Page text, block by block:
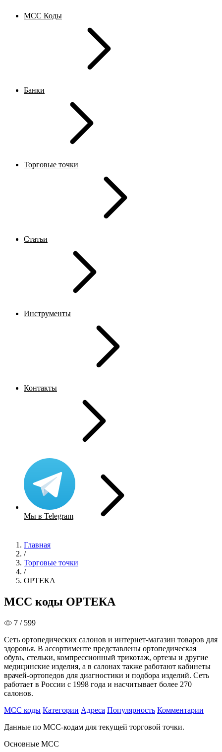
MCC Коды
Банки
Торговые точки
Статьи
Инструменты
Контакты
Мы в Telegram
Главная
/
Торговые точки
/
ОРТЕКА
MCC коды ОРТЕКА
7 / 599
Сеть ортопедических салонов и интернет-магазин товаров для
здоровья. В ассортименте представлены ортопедическая
обувь, стельки, компрессионный трикотаж, ортезы и другие
медицинские изделия, а в салонах также работают кабинеты
врачей-ортопедов для диагностики и подбора изделий. Сеть
работает в России с 1998 года и насчитывает более 270
салонов.
MCC коды Категории Адреса Популярность Комментарии
Данные по MCC-кодам для текущей торговой точки.
Основные MCC